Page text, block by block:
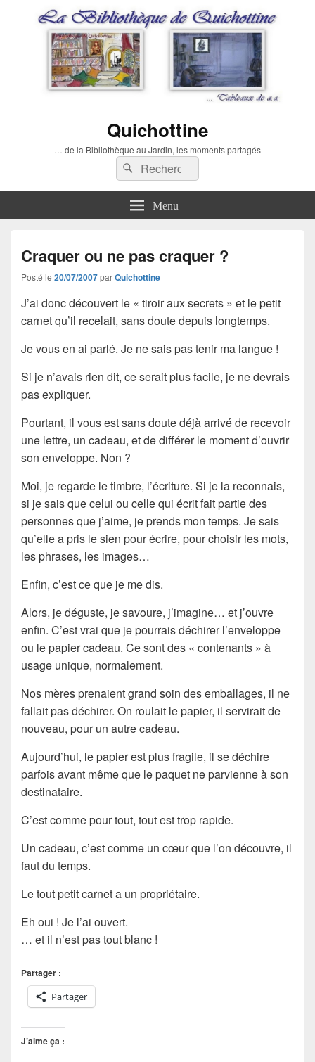
Quichottine
… de la Bibliothèque au Jardin, les moments partagés
Recherche :
Rechercher
Menu
Craquer ou ne pas craquer ?
Posté le 20/07/2007parQuichottine
J’ai donc découvert le « tiroir aux secrets » et le petit
carnet qu’il recelait, sans doute depuis longtemps.
Je vous en ai parlé. Je ne sais pas tenir ma langue !
Si je n’avais rien dit, ce serait plus facile, je ne devrais
pas expliquer.
Pourtant, il vous est sans doute déjà arrivé de recevoir
une lettre, un cadeau, et de différer le moment d’ouvrir
son enveloppe. Non ?
Moi, je regarde le timbre, l’écriture. Si je la reconnais,
si je sais que celui ou celle qui écrit fait partie des
personnes que j’aime, je prends mon temps. Je sais
qu’elle a pris le sien pour écrire, pour choisir les mots,
les phrases, les images…
Enfin, c’est ce que je me dis.
Alors, je déguste, je savoure, j’imagine… et j’ouvre
enfin. C’est vrai que je pourrais déchirer l’enveloppe
ou le papier cadeau. Ce sont des « contenants » à
usage unique, normalement.
Nos mères prenaient grand soin des emballages, il ne
fallait pas déchirer. On roulait le papier, il servirait de
nouveau, pour un autre cadeau.
Aujourd’hui, le papier est plus fragile, il se déchire
parfois avant même que le paquet ne parvienne à son
destinataire.
C’est comme pour tout, tout est trop rapide.
Un cadeau, c’est comme un cœur que l’on découvre, il
faut du temps.
Le tout petit carnet a un propriétaire.
Eh oui ! Je l’ai ouvert.
… et il n’est pas tout blanc !
Partager :
Partager
J’aime ça :